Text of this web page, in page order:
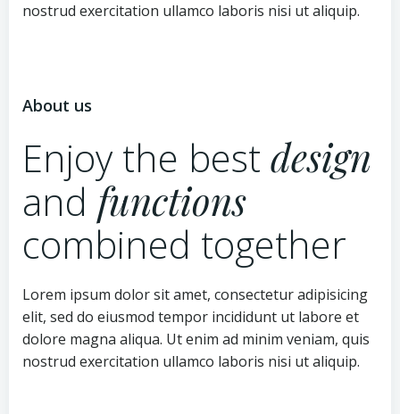
nostrud exercitation ullamco laboris nisi ut aliquip.
About us
Enjoy the best design
and functions
combined together
Lorem ipsum dolor sit amet, consectetur adipisicing
elit, sed do eiusmod tempor incididunt ut labore et
dolore magna aliqua. Ut enim ad minim veniam, quis
nostrud exercitation ullamco laboris nisi ut aliquip.